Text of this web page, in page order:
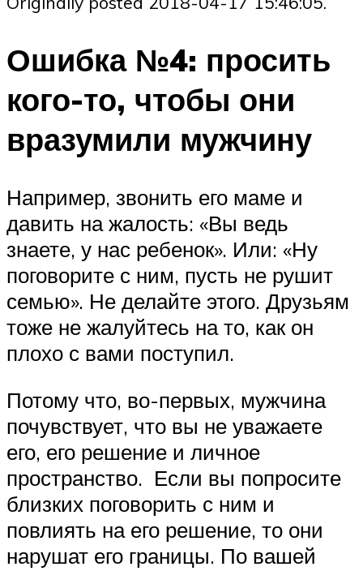
Ошибка №4: просить
кого-то, чтобы они
вразумили мужчину
Например, звонить его маме и
давить на жалость: «Вы ведь
знаете, у нас ребенок». Или: «Ну
поговорите с ним, пусть не рушит
семью». Не делайте этого. Друзьям
тоже не жалуйтесь на то, как он
плохо с вами поступил.
Потому что, во-первых, мужчина
почувствует, что вы не уважаете
его, его решение и личное
пространство. Если вы попросите
близких поговорить с ним и
повлиять на его решение, то они
нарушат его границы. По вашей